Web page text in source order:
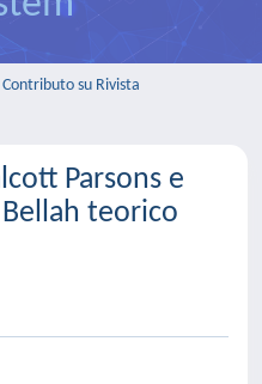
Contributo su Rivista
Parsons e
teorico